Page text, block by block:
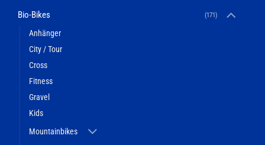
Bio-Bikes (171)
Anhänger
City / Tour
Cross
Fitness
Gravel
Kids
Mountainbikes